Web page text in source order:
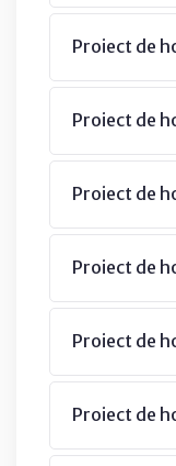
Proiect de
Proiect de
Proiect de
Proiect de
Proiect de
Proiect de